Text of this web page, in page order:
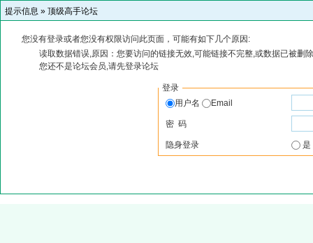
提示信息 » 顶级高手论坛
您没有登录或者您没有权限访问此页面，可能有如下几个原因:
读取数据错误,原因：您要访问的链接无效,可能链接不完整,或数据已被删
您还不是论坛会员,请先登录论坛
登录
用户名
Email
密 码
隐身登录